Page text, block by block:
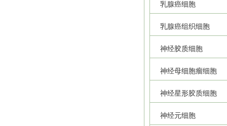
乳腺癌细胞
乳腺癌组织细胞
神经胶质细胞
神经母细胞瘤细胞
神经星形胶质细胞
神经元细胞